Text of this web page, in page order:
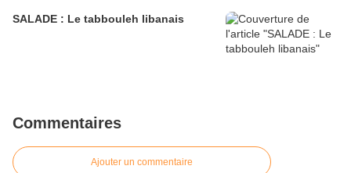
SALADE : Le tabbouleh libanais
Commentaires
Ajouter un commentaire